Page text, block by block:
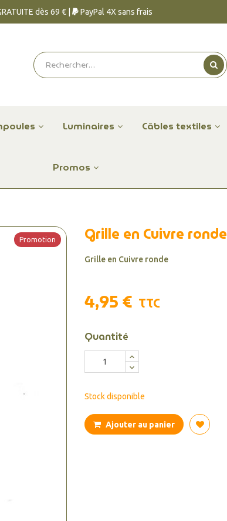
dès 69 € | PayPal 4X sans frais
Luminaires Câbles textiles
Promos
Promotion Grille en Cuivre ronde
Grille en Cuivre ronde
4,95 € TTC
Quantité
Stock disponible
Ajouter au panier